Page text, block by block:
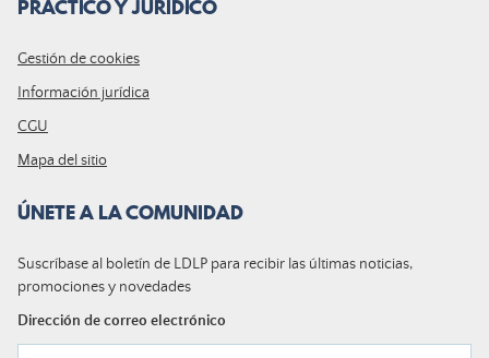
PRÁCTICO Y JURÍDICO
Gestión de cookies
Información jurídica
CGU
Mapa del sitio
ÚNETE A LA COMUNIDAD
Suscríbase al boletín de LDLP para recibir las últimas noticias,
promociones y novedades
Dirección de correo electrónico